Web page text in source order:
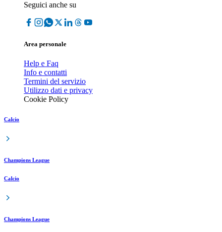
Seguici anche su
Area personale
Help e Faq
Info e contatti
Termini del servizio
Utilizzo dati e privacy
Cookie Policy
Calcio
Champions League
Calcio
Champions League